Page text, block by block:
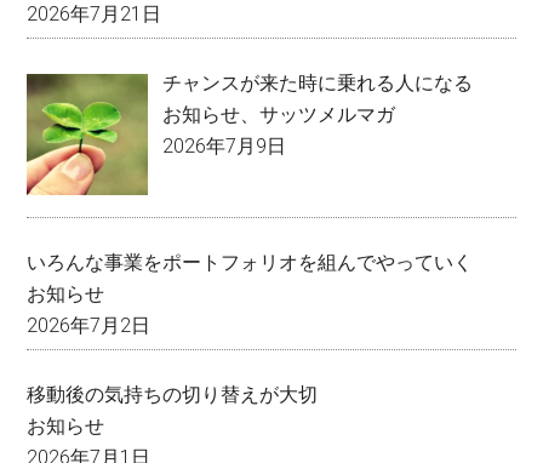
2026年7月21日
チャンスが来た時に乗れる人になる
お知らせ、サッツメルマガ
2026年7月9日
いろんな事業をポートフォリオを組んでやっていく
お知らせ
2026年7月2日
移動後の気持ちの切り替えが大切
お知らせ
2026年7月1日